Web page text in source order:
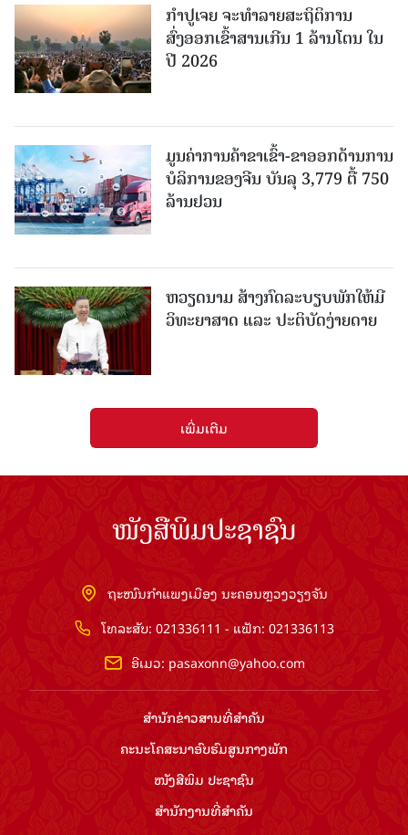
ກຳປູເຈຍ ຈະທຳລາຍສະຖິຕິການ
ສົ່ງອອກເຂົ້າສານເກີນ 1 ລ້ານໂຕນ ໃນ
ປີ 2026
ມູນຄ່າການຄ້າຂາເຂົ້າ-ຂາອອກດ້ານການ
ບໍລິການຂອງຈີນ ບັນລຸ 3,779 ຕື້ 750
ລ້ານຢວນ
ຫວຽດນາມ ສ້າງກົດລະບຽບພັກໃຫ້ມີ
ວິທະຍາສາດ ແລະ ປະຕິບັດງ່າຍດາຍ
ເພີ່ມເຕີມ
ໜັງສືພິມປະຊາຊົນ
ຖະໜົນກຳແພງເມືອງ ນະຄອນຫຼວງວຽງຈັນ
ໂທລະສັບ: 021336111 - ແຟັກ: 021336113
ອີເມວ: pasaxonn@yahoo.com
ສຳ​ນັກ​ຂ່າວ​ສານ​ທີ່​ສຳ​ຄັນ​
ຄະນະໂຄສະນາອົບຮົມ​ສູນ​ກາງ​ພັກ
ໜັງສືພິມ ປະ​ຊາ​ຊົນ
ສຳ​ນັກ​ງານ​ທີ່​ສຳ​ຄັນ